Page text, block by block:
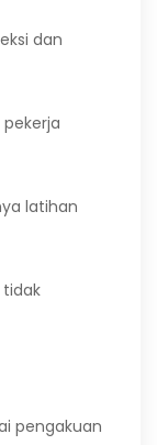
dan
latihan
pengakuan